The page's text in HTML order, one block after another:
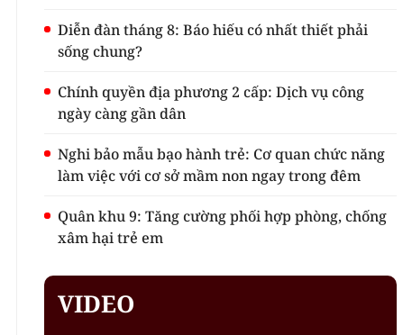
Diễn đàn tháng 8: Báo hiếu có nhất thiết phải
sống chung?
Chính quyền địa phương 2 cấp: Dịch vụ công
ngày càng gần dân
Nghi bảo mẫu bạo hành trẻ: Cơ quan chức năng
làm việc với cơ sở mầm non ngay trong đêm
Quân khu 9: Tăng cường phối hợp phòng, chống
xâm hại trẻ em
VIDEO